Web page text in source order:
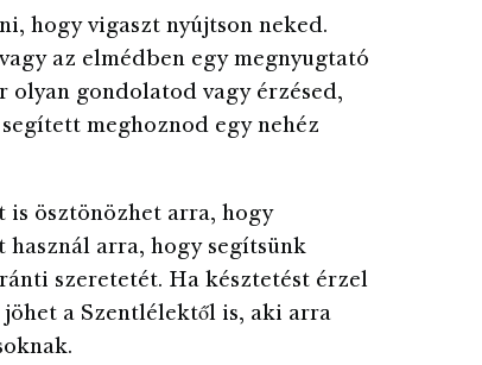
hogy vigaszt nyújtson neked.
az elmédben egy megnyugtató
olyan gondolatod vagy érzésed,
meghoznod egy nehéz
is ösztönözhet arra, hogy
használ arra, hogy segítsünk
szeretetét. Ha késztetést érzel
a Szentlélektől is, aki arra